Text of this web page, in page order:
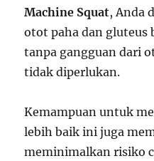
Machine Squat, Anda
otot paha dan gluteus
tanpa gangguan dari
tidak diperlukan.
Kemampuan untuk
lebih baik ini juga
meminimalkan risiko